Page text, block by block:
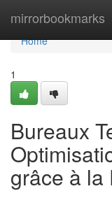
mirrorbookmarks
Home
Home
1
Bureaux
grâce à la